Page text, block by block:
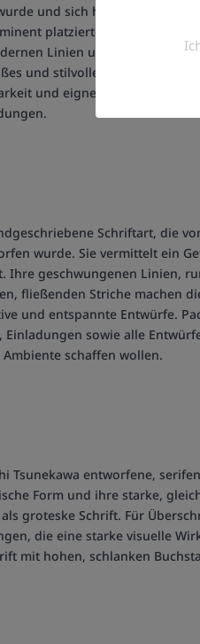
und sich hervorragend für
platzierte Texte eignet. Sie
Linien und die subtile
und stilvolles
und eignet sich daher
Schriftart, die
wurde. Sie vermittelt ein
Ihre geschwungenen Linien,
fließenden Striche machen
und entspannte Entwürfe.
sowie alle
schaffen wollen.
Tsunekawa entworfene,
Form und ihre starke,
groteske Schrift. Für
die eine starke visuelle
mit hohen, schlanken